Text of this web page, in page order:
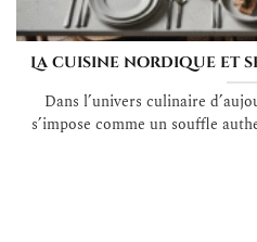
La cuisine nordique et
Dans l’univers culinaire
s’impose comme un souffle